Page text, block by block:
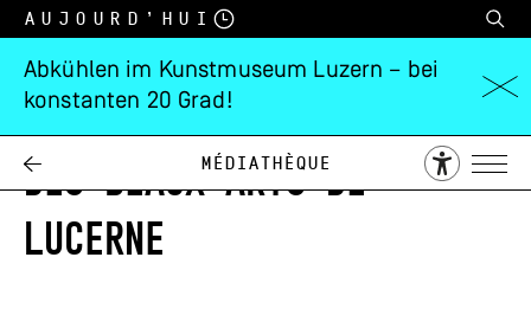
Aujourd’hui
Abkühlen im Kunstmuseum Luzern – bei
konstanten 20 Grad!
Médiathèque
RAPPORT ANNUEL SOCIÉTÉ
DES BEAUX-ARTS DE
LUCERNE